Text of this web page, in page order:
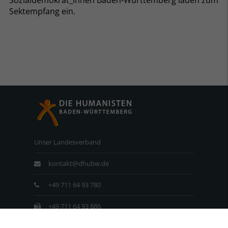
Sektempfang ein.
Unser Landesverband
kontakt@dhubw.de
+49 711 64 93 780
+49 711 64 93 886